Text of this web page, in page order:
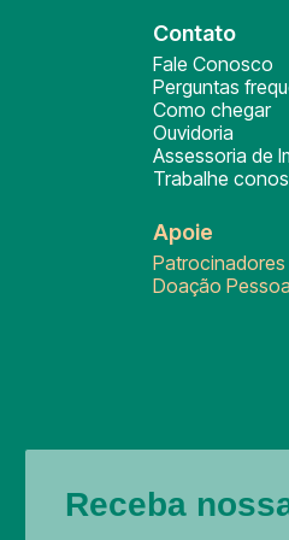
Contato
Fale Conosco
Perguntas
Como chegar
Ouvidoria
Assessoria de
Trabalhe
Apoie
Patrocinadores
Doação